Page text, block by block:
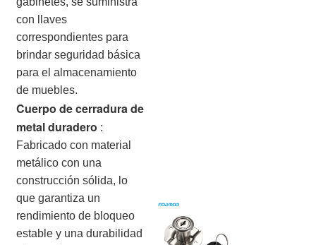
con llaves
correspondientes para
brindar seguridad básica
para el almacenamiento
de muebles.
Cuerpo de cerradura de
metal duradero :
Fabricado con material
metálico con una
construcción sólida, lo
que garantiza un
rendimiento de bloqueo
estable y una durabilidad